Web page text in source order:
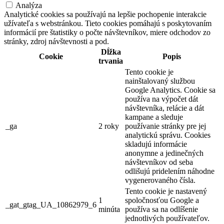
Analýza
Analytické cookies sa používajú na lepšie pochopenie interakcie
užívateľa s webstránkou. Tieto cookies pomáhajú s poskytovaním
informácií pre štatistiky o počte návštevníkov, miere odchodov zo
stránky, zdroj návštevnosti a pod.
Cookie
Dĺžka
trvania
Popis
_ga 2 roky
Tento cookie je
nainštalovaný službou
Google Analytics. Cookie sa
používa na výpočet dát
návštevníka, relácie a dát
kampane a sleduje
používanie stránky pre jej
analytickú správu. Cookies
skladujú informácie
anonymne a jedinečných
návštevníkov od seba
odlišujú pridelením náhodne
vygenerovaného čísla.
_gat_gtag_UA_10862979_6
1
minúta
Tento cookie je nastavený
spoločnosťou Google a
používa sa na odlíšenie
jednotlivých používateľov.